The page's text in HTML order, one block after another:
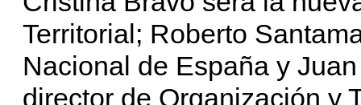
Territorial; Roberto
Nacional de España y
director de Organización y